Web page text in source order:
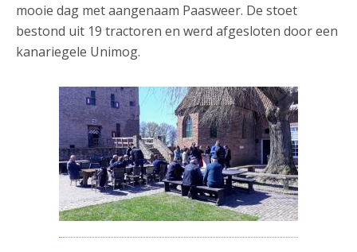
mooie dag met aangenaam Paasweer. De stoet
bestond uit 19 tractoren en werd afgesloten door een
kanariegele Unimog.